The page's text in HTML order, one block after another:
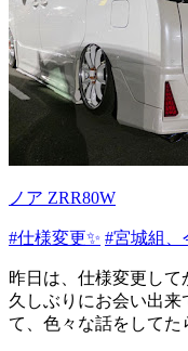
ノア ZRR80W
#仕様変更✨ #宮城組
昨日は、仕様変更し
久しぶりにお会い出
て、色々な話をしてた